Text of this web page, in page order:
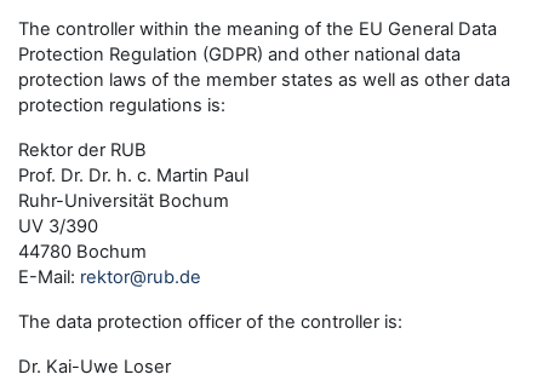
The controller within the meaning of the EU General Data
Protection Regulation (GDPR) and other national data
protection laws of the member states as well as other data
protection regulations is:
Rektor der RUB
Prof. Dr. Dr. h. c. Martin Paul
Ruhr-Universität Bochum
UV 3/390
44780 Bochum
E-Mail: rektor@rub.de
The data protection officer of the controller is:
Dr. Kai-Uwe Loser